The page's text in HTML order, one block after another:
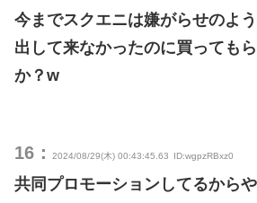
今までスクエニは嫌がらせのよ
出して来なかったのに買っても
か？w
16： 2024/08/29(木) 00:43:45.63 ID:wgpzRBxz0
共同プロモーションしてるから